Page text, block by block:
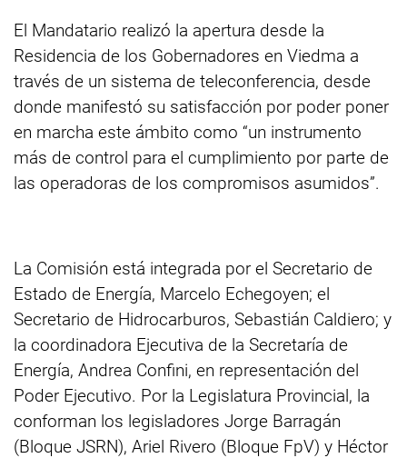
El Mandatario realizó la apertura desde la
Residencia de los Gobernadores en Viedma a
través de un sistema de teleconferencia, desde
donde manifestó su satisfacción por poder poner
en marcha este ámbito como “un instrumento
más de control para el cumplimiento por parte de
las operadoras de los compromisos asumidos”.
La Comisión está integrada por el Secretario de
Estado de Energía, Marcelo Echegoyen; el
Secretario de Hidrocarburos, Sebastián Caldiero; y
la coordinadora Ejecutiva de la Secretaría de
Energía, Andrea Confini, en representación del
Poder Ejecutivo. Por la Legislatura Provincial, la
conforman los legisladores Jorge Barragán
(Bloque JSRN), Ariel Rivero (Bloque FpV) y Héctor